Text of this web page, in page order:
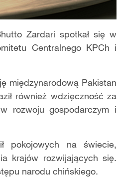
Zardari spotkał się w
Centralnego KPCh i
międzynarodową Pakistan
również wdzięczność za
rozwoju gospodarczym i
pokojowych na świecie,
krajów rozwijających się.
narodu chińskiego.